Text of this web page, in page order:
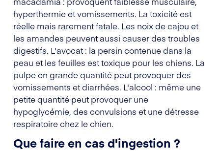
hyperthermie et vomissements. La toxicité est
réelle mais rarement fatale. Les noix de cajou et
les amandes peuvent aussi causer des troubles
digestifs. L'avocat : la persin contenue dans la
peau et les feuilles est toxique pour les chiens. La
pulpe en grande quantité peut provoquer des
vomissements et diarrhées. L'alcool : même une
petite quantité peut provoquer une
hypoglycémie, des convulsions et une détresse
respiratoire chez le chien.
Que faire en cas d'ingestion ?